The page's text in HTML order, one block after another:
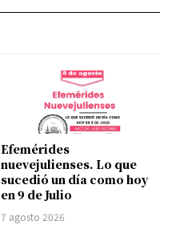
Efemérides
nuevejulienses. Lo que
sucedió un día como hoy
en 9 de Julio
7 agosto 2026